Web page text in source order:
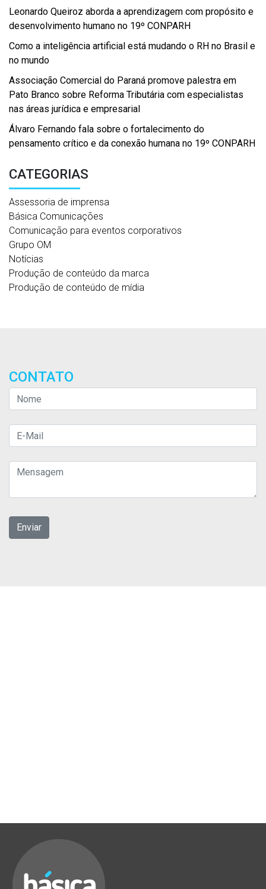
Leonardo Queiroz aborda a aprendizagem com propósito e
desenvolvimento humano no 19º CONPARH
Como a inteligência artificial está mudando o RH no Brasil e
no mundo
Associação Comercial do Paraná promove palestra em
Pato Branco sobre Reforma Tributária com especialistas
nas áreas jurídica e empresarial
Álvaro Fernando fala sobre o fortalecimento do
pensamento crítico e da conexão humana no 19º CONPARH
CATEGORIAS
Assessoria de imprensa
Básica Comunicações
Comunicação para eventos corporativos
Grupo OM
Notícias
Produção de conteúdo da marca
Produção de conteúdo de mídia
CONTATO